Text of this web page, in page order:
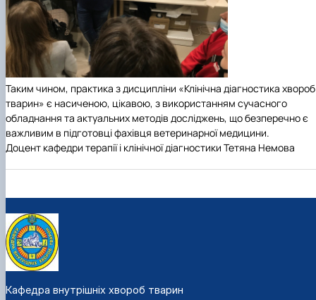
Таким чином, практика з дисципліни «Клінічна діагностика хвороб
тварин» є насиченою, цікавою, з використанням сучасного
обладнання та актуальних методів досліджень, що безперечно є
важливим в підготовці фахівця ветеринарної медицини.
Доцент кафедри терапії і клінічної діагностики Тетяна Немова
Кафедра внутрішніх хвороб тварин